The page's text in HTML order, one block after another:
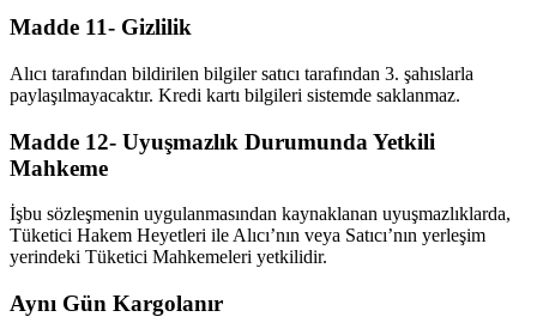
Madde 11- Gizlilik
Alıcı tarafından bildirilen bilgiler satıcı tarafından 3. şahıslarla
paylaşılmayacaktır. Kredi kartı bilgileri sistemde saklanmaz.
Madde 12- Uyuşmazlık Durumunda Yetkili
Mahkeme
İşbu sözleşmenin uygulanmasından kaynaklanan uyuşmazlıklarda,
Tüketici Hakem Heyetleri ile Alıcı’nın veya Satıcı’nın yerleşim
yerindeki Tüketici Mahkemeleri yetkilidir.
Aynı Gün Kargolanır